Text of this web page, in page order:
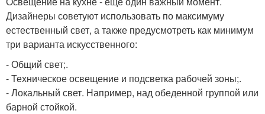
Дизайнеры советуют использовать по максимуму
естественный свет, а также предусмотреть как минимум
три варианта искусственного:
- Общий свет;.
- Техническое освещение и подсветка рабочей зоны;.
- Локальный свет. Например, над обеденной группой или
барной стойкой.